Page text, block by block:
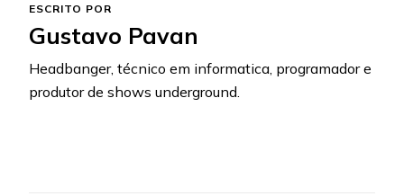
ESCRITO POR
Gustavo Pavan
Headbanger, técnico em informatica, programador e
produtor de shows underground.